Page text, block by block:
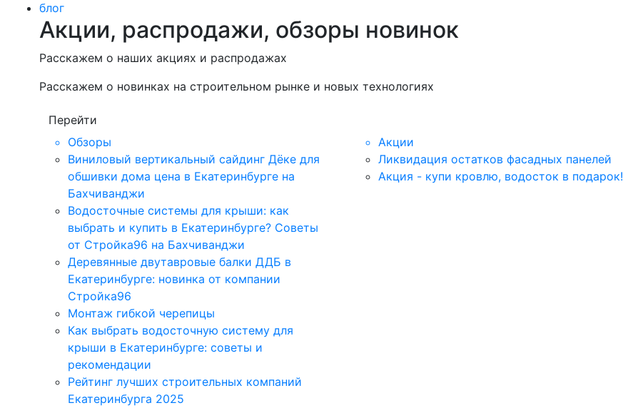
блог
Акции, распродажи, обзоры новинок
Расскажем о наших акциях и распродажах
Расскажем о новинках на строительном рынке и новых технологиях
Перейти
Обзоры
Виниловый вертикальный сайдинг Дёке для
обшивки дома цена в Екатеринбурге на
Бахчиванджи
Водосточные системы для крыши: как
выбрать и купить в Екатеринбурге? Советы
от Стройка96 на Бахчиванджи
Деревянные двутавровые балки ДДБ в
Екатеринбурге: новинка от компании
Стройка96
Монтаж гибкой черепицы
Как выбрать водосточную систему для
крыши в Екатеринбурге: советы и
рекомендации
Рейтинг лучших строительных компаний
Екатеринбурга 2025
Акции
Ликвидация остатков фасадных панелей
Акция - купи кровлю, водосток в подарок!